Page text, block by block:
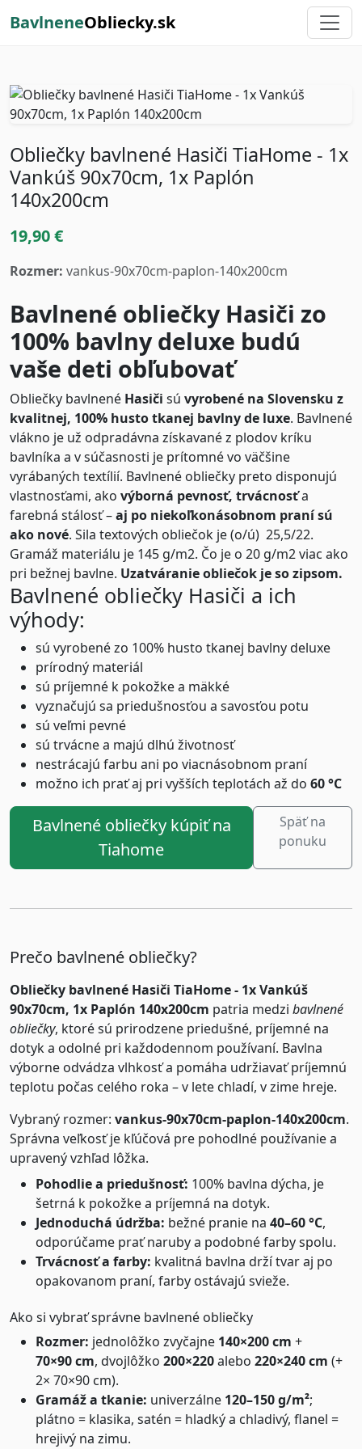
BavlneneObliecky.sk
Obliečky bavlnené Hasiči TiaHome - 1x
Vankúš 90x70cm, 1x Paplón
140x200cm
19,90 €
Rozmer: vankus-90x70cm-paplon-140x200cm
Bavlnené obliečky Hasiči zo
100% bavlny deluxe budú
vaše deti obľubovať
Obliečky bavlnené Hasiči sú vyrobené na Slovensku z
kvalitnej, 100% husto tkanej bavlny de luxe. Bavlnené
vlákno je už odpradávna získavané z plodov kríku
bavlníka a v súčasnosti je prítomné vo väčšine
vyrábaných textílií. Bavlnené obliečky preto disponujú
vlastnosťami, ako výborná pevnosť, trvácnosťa
farebná stálosť –aj po niekoľkonásobnom praní sú
ako nové. Sila textových obliečok je (o/ú) 25,5/22.
Gramáž materiálu je 145 g/m2. Čo je o 20 g/m2 viac ako
pri bežnej bavlne. Uzatváranie obliečok je so zipsom.
Bavlnené obliečky Hasiči a ich
výhody:
sú vyrobené zo 100% husto tkanej bavlny deluxe
prírodný materiál
sú príjemné k pokožke a mäkké
vyznačujú sa priedušnosťou a savosťou potu
sú veľmi pevné
sú trvácne a majú dlhú životnosť
nestrácajú farbu ani po viacnásobnom praní
možno ich prať aj pri vyšších teplotách až do 60 °C
Bavlnené obliečky kúpiť na
Tiahome
Späť na
ponuku
Prečo bavlnené obliečky?
Obliečky bavlnené Hasiči TiaHome - 1x Vankúš
90x70cm, 1x Paplón 140x200cm patria medzi bavlnené
obliečky, ktoré sú prirodzene priedušné, príjemné na
dotyk a odolné pri každodennom používaní. Bavlna
výborne odvádza vlhkosť a pomáha udržiavať príjemnú
teplotu počas celého roka – v lete chladí, v zime hreje.
Vybraný rozmer: vankus-90x70cm-paplon-140x200cm.
Správna veľkosť je kľúčová pre pohodlné používanie a
upravený vzhľad lôžka.
Pohodlie a priedušnosť: 100% bavlna dýcha, je
šetrná k pokožke a príjemná na dotyk.
Jednoduchá údržba: bežné pranie na 40–60 °C,
odporúčame prať naruby a podobné farby spolu.
Trvácnosť a farby: kvalitná bavlna drží tvar aj po
opakovanom praní, farby ostávajú svieže.
Ako si vybrať správne bavlnené obliečky
Rozmer: jednolôžko zvyčajne 140×200 cm +
70×90 cm, dvojlôžko 200×220alebo 220×240 cm (+
2× 70×90 cm).
Gramáž a tkanie: univerzálne 120–150 g/m²;
plátno = klasika, satén = hladký a chladivý, flanel =
hrejivý na zimu.